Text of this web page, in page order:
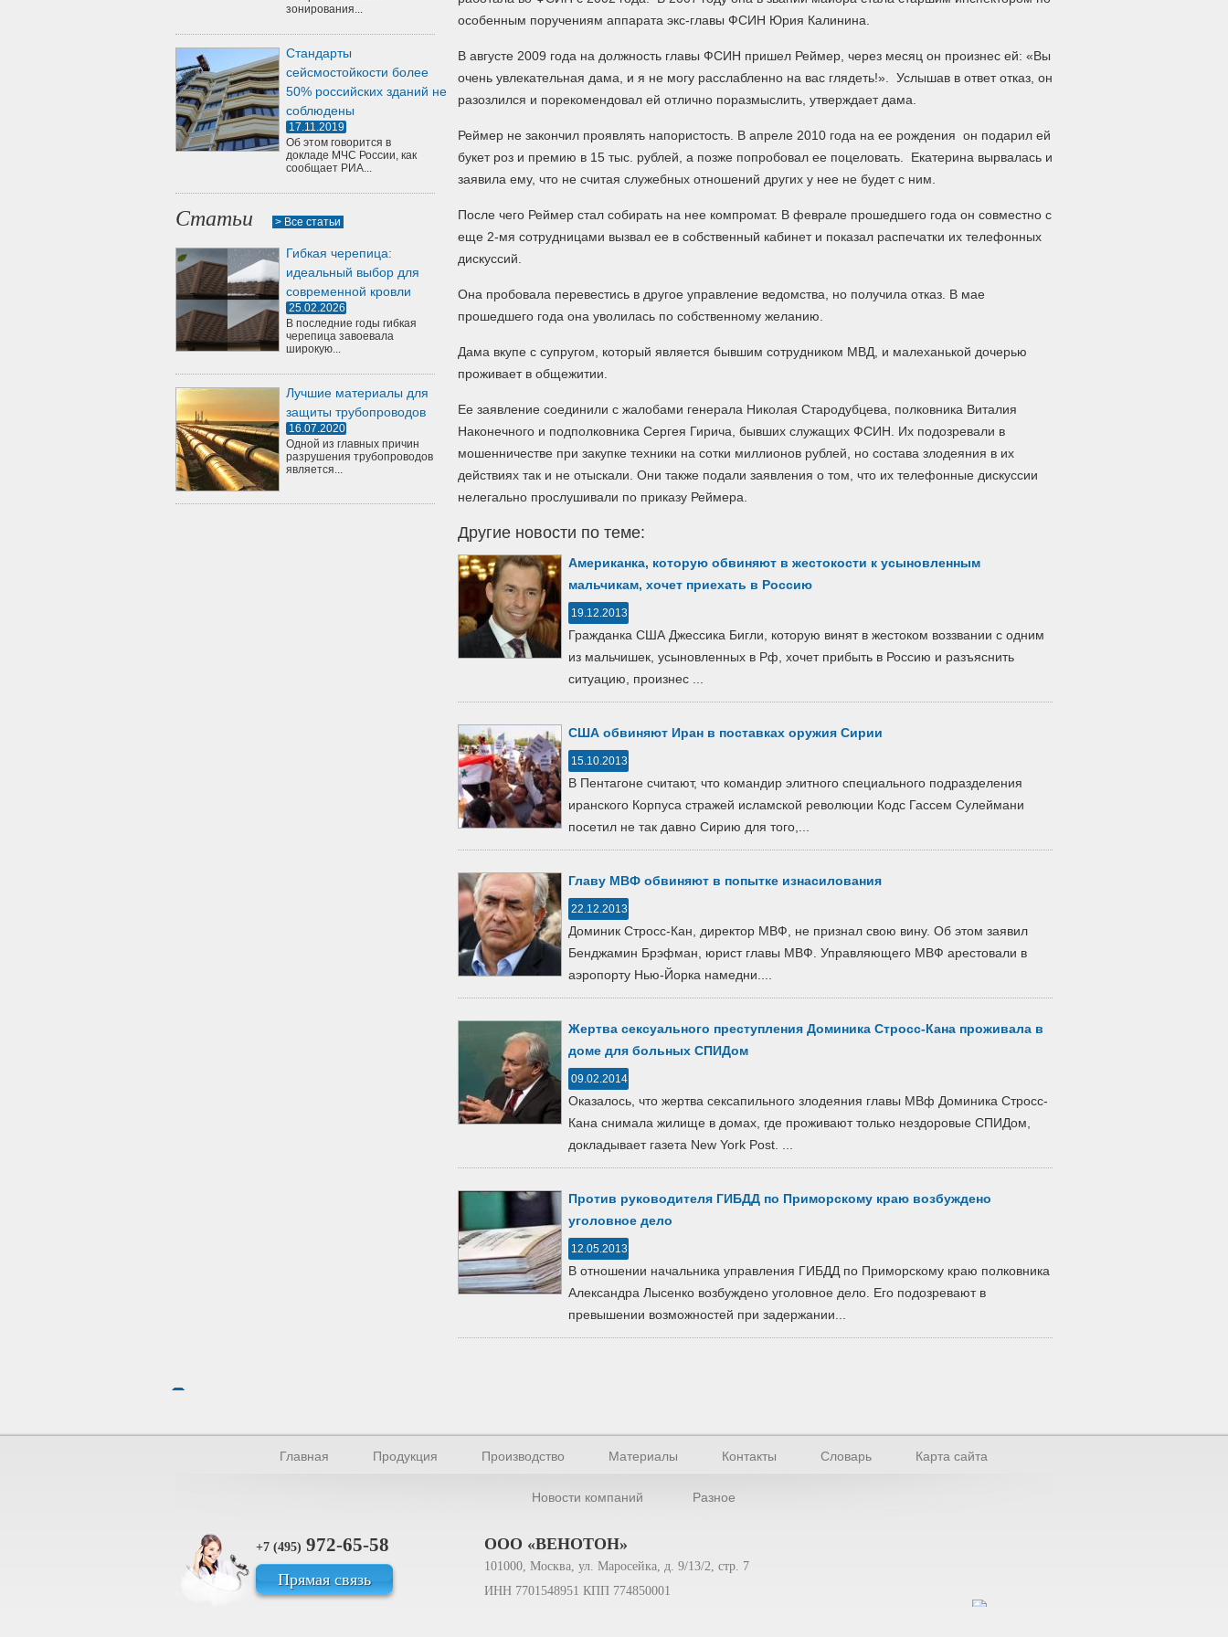
зонирования...
Стандарты
сейсмостойкости более
50% российских зданий не
соблюдены
17.11.2019
Об этом говорится в
докладе МЧС России, как
сообщает РИА...
Статьи > Все статьи
Гибкая черепица:
идеальный выбор для
современной кровли
25.02.2026
В последние годы гибкая
черепица завоевала
широкую...
Лучшие материалы для
защиты трубопроводов
16.07.2020
Одной из главных причин
разрушения трубопроводов
является...
особенным поручениям аппарата экс-главы ФСИН Юрия Калинина.
В августе 2009 года на должность главы ФСИН пришел Реймер, через месяц он произнес ей: «Вы
очень увлекательная дама, и я не могу расслабленно на вас глядеть!». Услышав в ответ отказ, он
разозлился и порекомендовал ей отлично поразмыслить, утверждает дама.
Реймер не закончил проявлять напористость. В апреле 2010 года на ее рождения он подарил ей
букет роз и премию в 15 тыс. рублей, а позже попробовал ее поцеловать. Екатерина вырвалась и
заявила ему, что не считая служебных отношений других у нее не будет с ним.
После чего Реймер стал собирать на нее компромат. В феврале прошедшего года он совместно с
еще 2-мя сотрудницами вызвал ее в собственный кабинет и показал распечатки их телефонных
дискуссий.
Она пробовала перевестись в другое управление ведомства, но получила отказ. В мае
прошедшего года она уволилась по собственному желанию.
Дама вкупе с супругом, который является бывшим сотрудником МВД, и малеханькой дочерью
проживает в общежитии.
Ее заявление соединили с жалобами генерала Николая Стародубцева, полковника Виталия
Наконечного и подполковника Сергея Гирича, бывших служащих ФСИН. Их подозревали в
мошенничестве при закупке техники на сотки миллионов рублей, но состава злодеяния в их
действиях так и не отыскали. Они также подали заявления о том, что их телефонные дискуссии
нелегально прослушивали по приказу Реймера.
Другие новости по теме:
Американка, которую обвиняют в жестокости к усыновленным
мальчикам, хочет приехать в Россию
19.12.2013
Гражданка США Джессика Бигли, которую винят в жестоком воззвании с одним
из мальчишек, усыновленных в Рф, хочет прибыть в Россию и разъяснить
ситуацию, произнес ...
США обвиняют Иран в поставках оружия Сирии
15.10.2013
В Пентагоне считают, что командир элитного специального подразделения
иранского Корпуса стражей исламской революции Кодс Гассем Сулеймани
посетил не так давно Сирию для того,...
Главу МВФ обвиняют в попытке изнасилования
22.12.2013
Доминик Стросс-Кан, директор МВФ, не признал свою вину. Об этом заявил
Бенджамин Брэфман, юрист главы МВФ. Управляющего МВФ арестовали в
аэропорту Нью-Йорка намедни....
Жертва сексуального преступления Доминика Стросс-Кана проживала в
доме для больных СПИДом
09.02.2014
Оказалось, что жертва сексапильного злодеяния главы МВф Доминика Стросс-
Кана снимала жилище в домах, где проживают только нездоровые СПИДом,
докладывает газета New York Post. ...
Против руководителя ГИБДД по Приморскому краю возбуждено
уголовное дело
12.05.2013
В отношении начальника управления ГИБДД по Приморскому краю полковника
Александра Лысенко возбуждено уголовное дело. Его подозревают в
превышении возможностей при задержании...
Главная Продукция Производство Материалы Контакты Словарь Карта сайта
Новости компаний Разное
+7 (495) 972-65-58
Прямая связь
ООО «ВЕНОТОН»
101000, Москва, ул. Маросейка, д. 9/13/2, стр. 7
ИНН 7701548951 КПП 774850001